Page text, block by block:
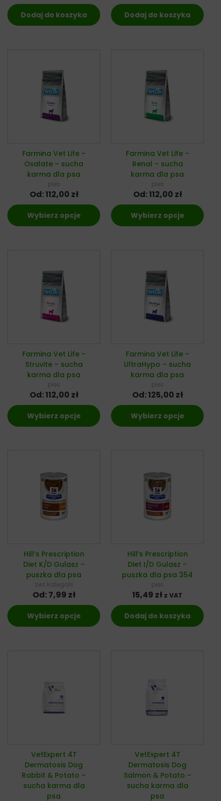
Dodaj do koszyka Dodaj do koszyka
Farmina Vet Life –
Oxalate – sucha
karma dla psa
pies
Od:112,00 zł
Wybierz opcje
Farmina Vet Life –
Renal – sucha
karma dla psa
pies
Od:112,00 zł
Wybierz opcje
Farmina Vet Life –
Struvite – sucha
karma dla psa
pies
Od:112,00 zł
Wybierz opcje
Farmina Vet Life –
UltraHypo – sucha
karma dla psa
pies
Od:125,00 zł
Wybierz opcje
Hill’s Prescription
Diet K/D Gulasz –
puszka dla psa
bez kategorii
Od:7,99 zł
Wybierz opcje
Hill’s Prescription
Diet I/D Gulasz –
puszka dla psa 354
pies
15,49 zł z VAT
Dodaj do koszyka
VetExpert 4T
Dermatosis Dog
Rabbit & Potato –
sucha karma dla
psa
VetExpert 4T
Dermatosis Dog
Salmon & Potato –
sucha karma dla
psa